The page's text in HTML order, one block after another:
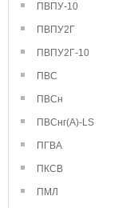
ПВПУ-10
ПВПУ2Г
ПВПУ2Г-10
ПВС
ПВСн
ПВСнг(А)-LS
ПГВА
ПКСВ
ПМЛ